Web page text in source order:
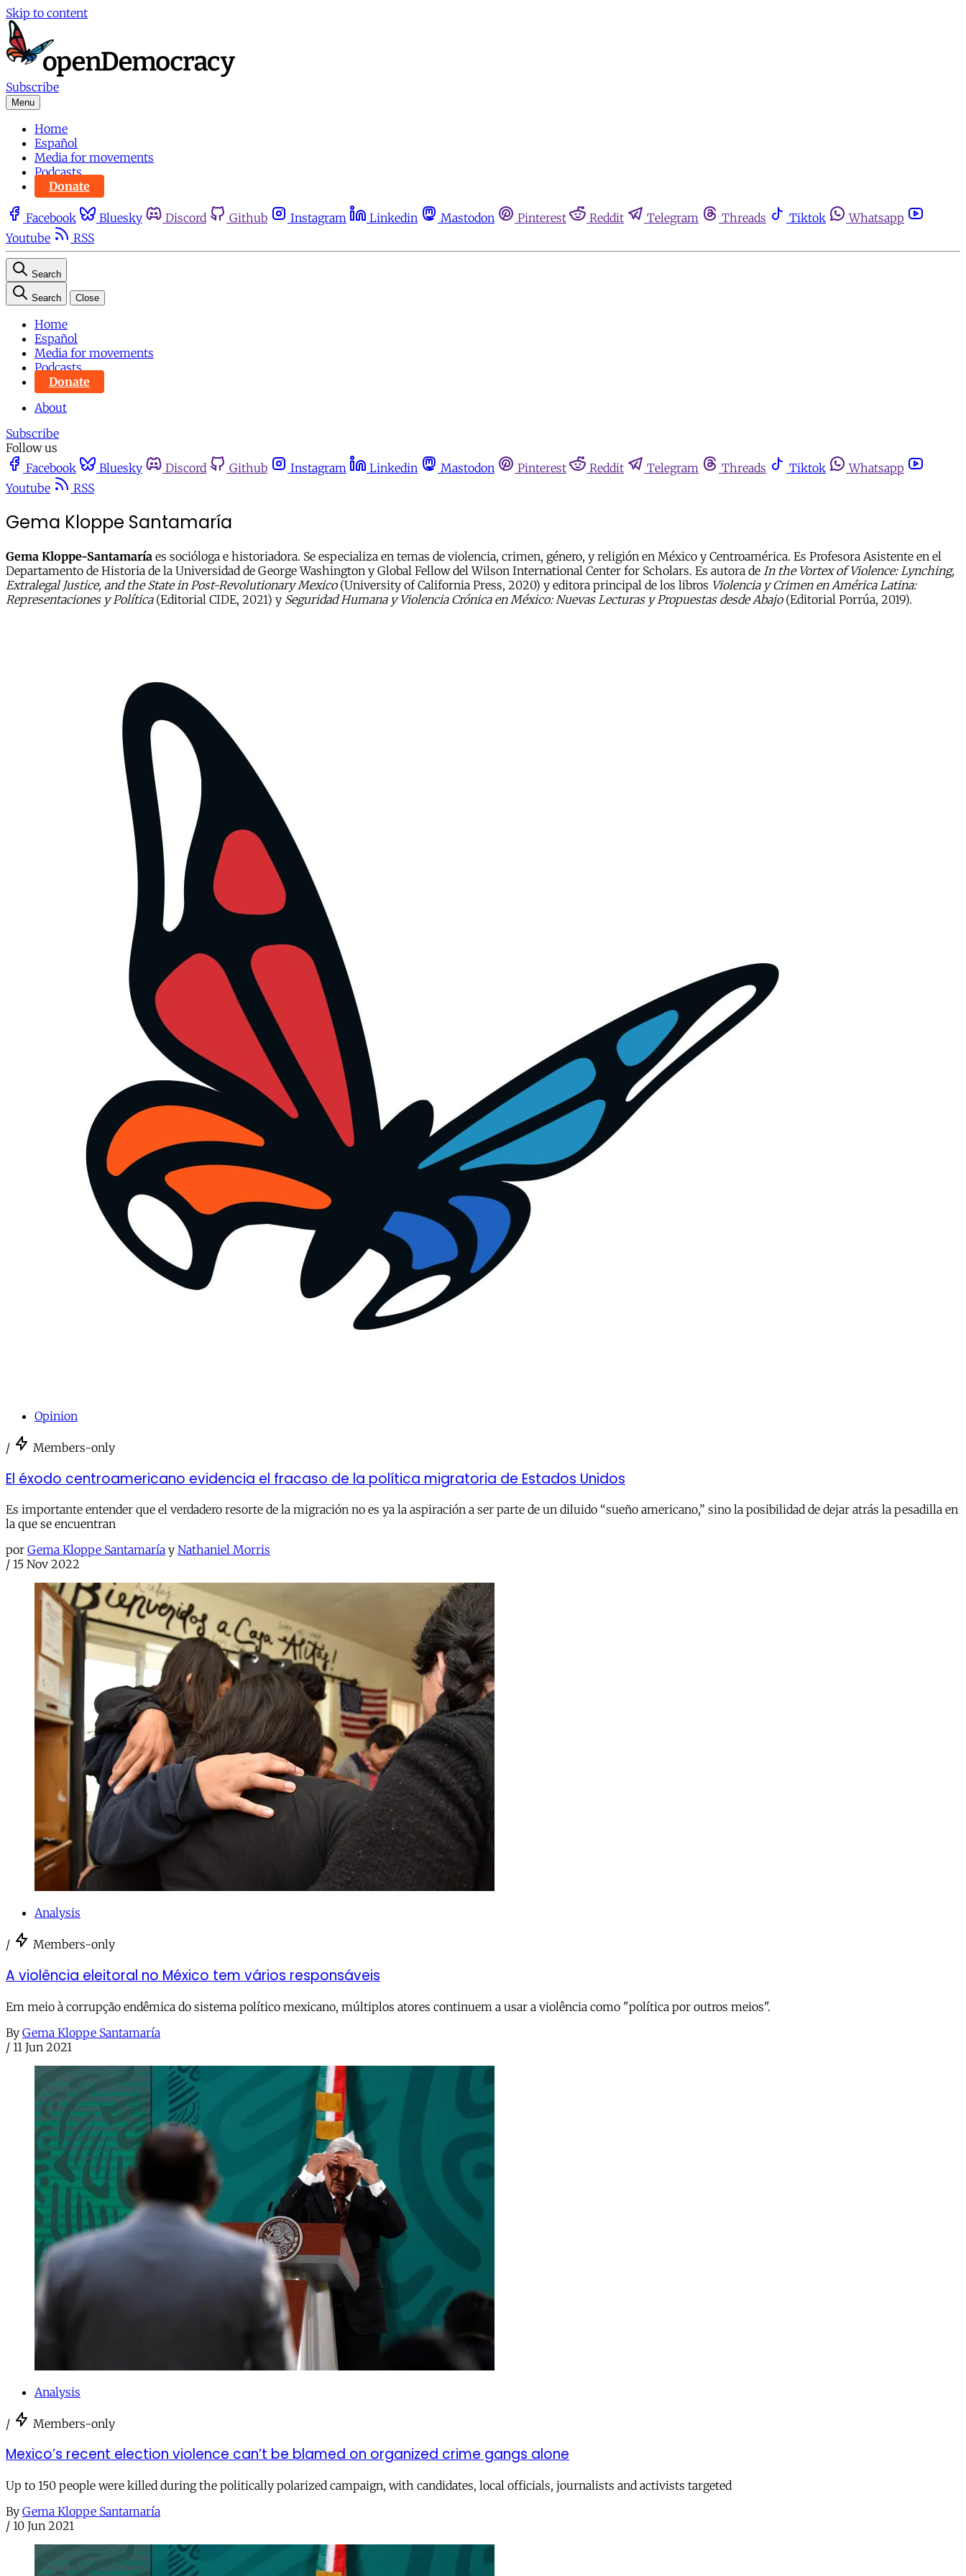
Skip to content
Subscribe
Menu
Home
Español
Media for movements
Podcasts
Donate
Facebook Bluesky Discord Github Instagram Linkedin Mastodon Pinterest Reddit Telegram Threads Tiktok
Whatsapp
Youtube
RSS
Search
Search Close
Home
Español
Media for movements
Podcasts
Donate
About
Subscribe
Follow us
Facebook
Bluesky Discord Github Instagram Linkedin Mastodon Pinterest Reddit Telegram Threads Tiktok
Whatsapp
Youtube
RSS
Gema Kloppe Santamaría
Gema Kloppe-Santamaría es socióloga e historiadora. Se especializa en temas de violencia, crimen, género, y religión en México y Centroamérica. Es Profesora Asistente en el
Departamento de Historia de la Universidad de George Washington y Global Fellow del Wilson International Center for Scholars. Es autora de In the Vortex of Violence: Lynching,
Extralegal Justice, and the State in Post-Revolutionary Mexico(University of California Press, 2020) y editora principal de los libros Violencia y Crimen en América Latina:
Representaciones y Política(Editorial CIDE, 2021) y Seguridad Humana y Violencia Crónica en México: Nuevas Lecturas y Propuestas desde Abajo(Editorial Porrúa, 2019).
Opinion
/ Members-only
El éxodo centroamericano evidencia el fracaso de la política migratoria de Estados Unidos
Es importante entender que el verdadero resorte de la migración no es ya la aspiración a ser parte de un diluido “sueño americano,” sino la posibilidad de dejar atrás la pesadilla en
la que se encuentran
por Gema Kloppe Santamaría y Nathaniel Morris
/ 15 Nov 2022
Analysis
/ Members-only
A violência eleitoral no México tem vários responsáveis
Em meio à corrupção endêmica do sistema político mexicano, múltiplos atores continuem a usar a violência como "política por outros meios".
By Gema Kloppe Santamaría
/ 11 Jun 2021
Analysis
/ Members-only
Mexico’s recent election violence can’t be blamed on organized crime gangs alone
Up to 150 people were killed during the politically polarized campaign, with candidates, local officials, journalists and activists targeted
By Gema Kloppe Santamaría
/ 10 Jun 2021